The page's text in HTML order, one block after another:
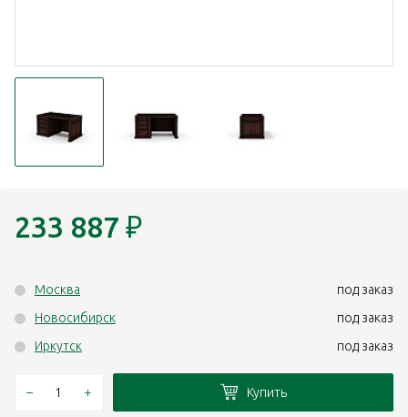
233 887 ₽
Москва
под заказ
Новосибирск
под заказ
Иркутск
под заказ
– + Купить